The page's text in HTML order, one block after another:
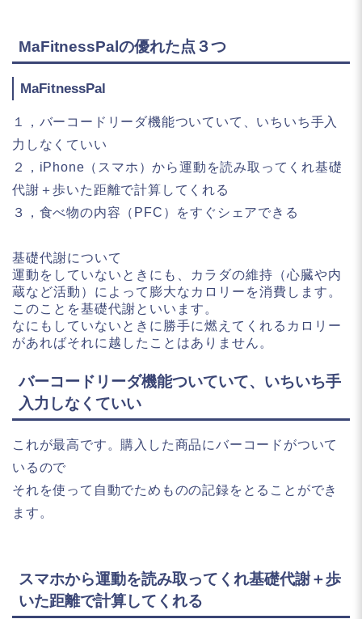
MaFitnessPalの優れた点３つ
MaFitnessPal
１，バーコードリーダ機能ついていて、いちいち手入
力しなくていい
２，iPhone（スマホ）から運動を読み取ってくれ基礎
代謝＋歩いた距離で計算してくれる
３，食べ物の内容（PFC）をすぐシェアできる
基礎代謝について
運動をしていないときにも、カラダの維持（心臓や内
蔵など活動）によって膨大なカロリーを消費します。
このことを基礎代謝といいます。
なにもしていないときに勝手に燃えてくれるカロリー
があればそれに越したことはありません。
バーコードリーダ機能ついていて、いちいち手
入力しなくていい
これが最高です。購入した商品にバーコードがついて
いるので
それを使って自動でためものの記録をとることができ
ます。
スマホから運動を読み取ってくれ基礎代謝＋歩
いた距離で計算してくれる